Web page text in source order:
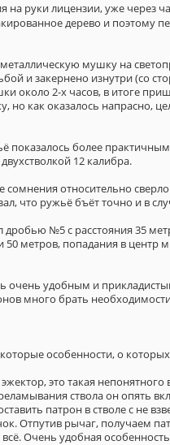
на руки лицензии, уже через
дерево и поэтому
мушку на
и закернено изнутри (со
около 2-х часов, в итоге
но как оказалось напрасно,
показалось более
12 калибра.
относительно
что ружьё бъёт точно и в
дробью №5 с расстояния 35
50 метров, попадания в
очень удобным и
много брать
особенности, о
это такая
ствола он опять
патрон в стволе с не
Отпутив рычаг, получаем
Очень удобная